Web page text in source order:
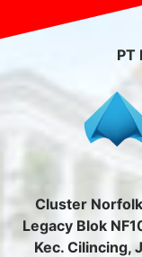
PT
Cluster
Legacy Blok
Kec. Cilincing,